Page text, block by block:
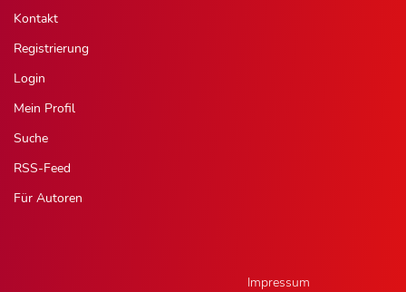
Kontakt
Registrierung
Login
Mein Profil
Suche
RSS-Feed
Für Autoren
Impressum